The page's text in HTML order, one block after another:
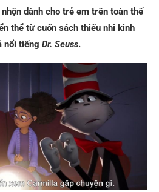
dành cho trẻ em trên toàn thế
thể từ cuốn sách thiếu nhi kinh
nổi tiếng Dr. Seuss.